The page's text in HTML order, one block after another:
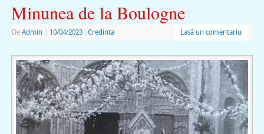
Minunea de la Boulogne
De Admin 10/04/2023 Credinta Lasă un comentariu